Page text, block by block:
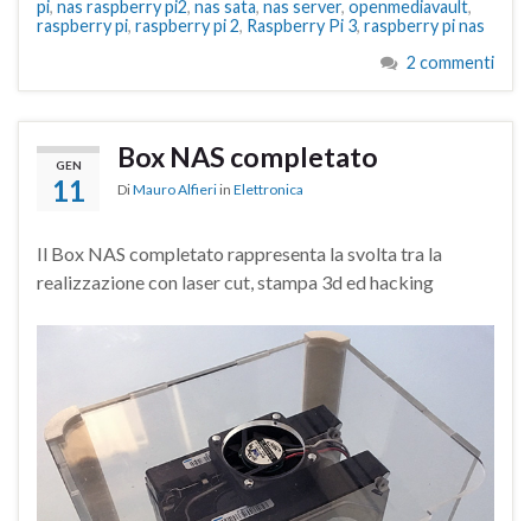
pi, nas raspberry pi2, nas sata, nas server, openmediavault,
raspberry pi, raspberry pi 2, Raspberry Pi 3, raspberry pi nas
2 commenti
GEN
11
Box NAS completato
DiMauro Alfieri in Elettronica
Il Box NAS completato rappresenta la svolta tra la
realizzazione con laser cut, stampa 3d ed hacking